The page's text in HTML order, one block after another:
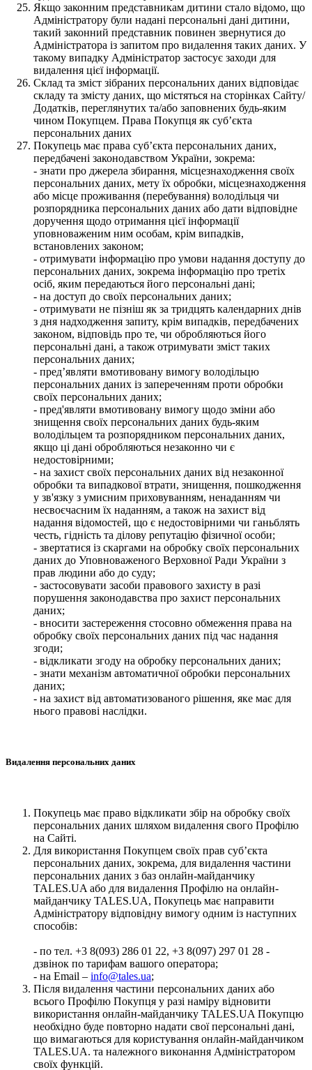
Якщо законним представникам дитини стало відомо, що
Адміністратору були надані персональні дані дитини,
такий законний представник повинен звернутися до
Адміністратора із запитом про видалення таких даних. У
такому випадку Адміністратор застосує заходи для
видалення цієї інформації.
Склад та зміст зібраних персональних даних відповідає
складу та змісту даних, що містяться на сторінках Сайту/
Додатків, переглянутих та/або заповнених будь-яким
чином Покупцем. Права Покупця як суб’єкта
персональних даних
Покупець має права суб’єкта персональних даних,
передбачені законодавством України, зокрема:
- знати про джерела збирання, місцезнаходження своїх
персональних даних, мету їх обробки, місцезнаходження
або місце проживання (перебування) володільця чи
розпорядника персональних даних або дати відповідне
доручення щодо отримання цієї інформації
уповноваженим ним особам, крім випадків,
встановлених законом;
- отримувати інформацію про умови надання доступу до
персональних даних, зокрема інформацію про третіх
осіб, яким передаються його персональні дані;
- на доступ до своїх персональних даних;
- отримувати не пізніш як за тридцять календарних днів
з дня надходження запиту, крім випадків, передбачених
законом, відповідь про те, чи обробляються його
персональні дані, а також отримувати зміст таких
персональних даних;
- пред’являти вмотивовану вимогу володільцю
персональних даних із запереченням проти обробки
своїх персональних даних;
- пред'являти вмотивовану вимогу щодо зміни або
знищення своїх персональних даних будь-яким
володільцем та розпорядником персональних даних,
якщо ці дані обробляються незаконно чи є
недостовірними;
- на захист своїх персональних даних від незаконної
обробки та випадкової втрати, знищення, пошкодження
у зв'язку з умисним приховуванням, ненаданням чи
несвоєчасним їх наданням, а також на захист від
надання відомостей, що є недостовірними чи ганьблять
честь, гідність та ділову репутацію фізичної особи;
- звертатися із скаргами на обробку своїх персональних
даних до Уповноваженого Верховної Ради України з
прав людини або до суду;
- застосовувати засоби правового захисту в разі
порушення законодавства про захист персональних
даних;
- вносити застереження стосовно обмеження права на
обробку своїх персональних даних під час надання
згоди;
- відкликати згоду на обробку персональних даних;
- знати механізм автоматичної обробки персональних
даних;
- на захист від автоматизованого рішення, яке має для
нього правові наслідки.
Видалення персональних даних
Покупець має право відкликати збір на обробку своїх
персональних даних шляхом видалення свого Профілю
на Сайті.
Для використання Покупцем своїх прав суб’єкта
персональних даних, зокрема, для видалення частини
персональних даних з баз онлайн-майданчику
TALES.UA або для видалення Профілю на онлайн-
майданчику TALES.UA, Покупець має направити
Адміністратору відповідну вимогу одним із наступних
способів:
- по тел. +3 8(093) 286 01 22, +3 8(097) 297 01 28 -
дзвінок по тарифам вашого оператора;
- на Email – info@tales.ua;
Після видалення частини персональних даних або
всього Профілю Покупця у разі наміру відновити
використання онлайн-майданчику TALES.UA Покупцю
необхідно буде повторно надати свої персональні дані,
що вимагаються для користування онлайн-майданчиком
TALES.UA. та належного виконання Адміністратором
своїх функцій.